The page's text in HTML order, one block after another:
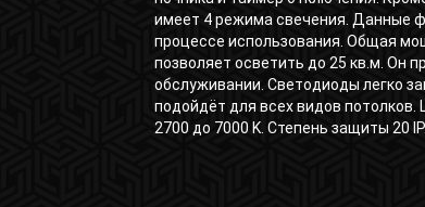
имеет 4 режима свечения. Данные
процессе использования. Общая
позволяет осветить до 25 кв.м. Он
обслуживании. Светодиоды легко
подойдёт для всех видов
2700 до 7000 K. Степень защиты 20 IP.